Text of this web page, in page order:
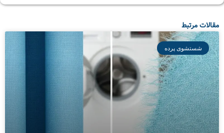
مقالات مرتبط
شستشوی پرده